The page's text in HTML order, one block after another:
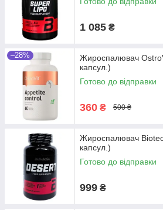
1 085 ₴
–28%
Жироспалювач
капсул.)
Готово до відправки
360 ₴ 500 ₴
Жироспалювач
капсул.)
Готово до відправки
999 ₴